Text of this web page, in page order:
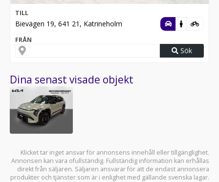
TILL
Bievägen 19, 641 21, Katrineholm
FRÅN
Sök
Dina senast visade objekt
Klicket tar inget ansvar för annonsens innehåll eller tillgänglighet.
Annonsen kan vara ofullständig. Fullständig information kan erhållas
direkt från säljaren. Säljaren ansvarar för att de endast annonsera
produkter och tjänster som är i enlighet med gällande svenska lagar.